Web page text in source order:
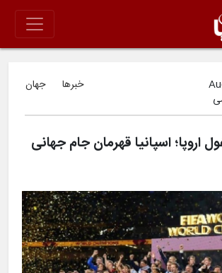
خبرها جهان
اروپا؛ اسپانیا قهرمان جام جهانی